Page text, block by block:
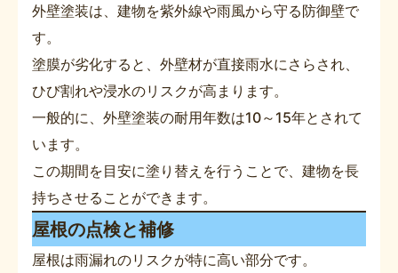
外壁塗装は、建物を紫外線や雨風から守る防御壁で
す。
塗膜が劣化すると、外壁材が直接雨水にさらされ、
ひび割れや浸水のリスクが高まります。
一般的に、外壁塗装の耐用年数は10～15年とされて
います。
この期間を目安に塗り替えを行うことで、建物を長
持ちさせることができます。
屋根の点検と補修
屋根は雨漏れのリスクが特に高い部分です。